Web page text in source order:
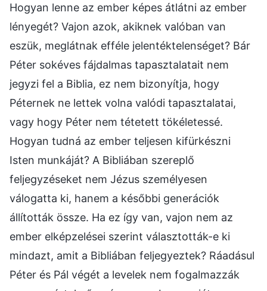
Hogyan lenne az ember képes átlátni az ember
lényegét? Vajon azok, akiknek valóban van
eszük, meglátnak efféle jelentéktelenséget? Bár
Péter sokéves fájdalmas tapasztalatait nem
jegyzi fel a Biblia, ez nem bizonyítja, hogy
Péternek ne lettek volna valódi tapasztalatai,
vagy hogy Péter nem tétetett tökéletessé.
Hogyan tudná az ember teljesen kifürkészni
Isten munkáját? A Bibliában szereplő
feljegyzéseket nem Jézus személyesen
válogatta ki, hanem a későbbi generációk
állították össze. Ha ez így van, vajon nem az
ember elképzelései szerint választották-e ki
mindazt, amit a Bibliában feljegyeztek? Ráadásul
Péter és Pál végét a levelek nem fogalmazzák